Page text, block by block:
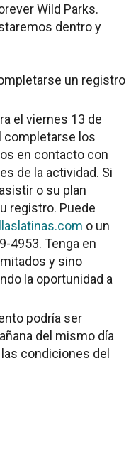
Wild Parks.
dentro y
un registro
el viernes 13 de
completarse los
en contacto con
de la actividad. Si
o su plan
registro. Puede
om o un
4953. Tenga en
y sino
la oportunidad a
podría ser
del mismo día
condiciones del